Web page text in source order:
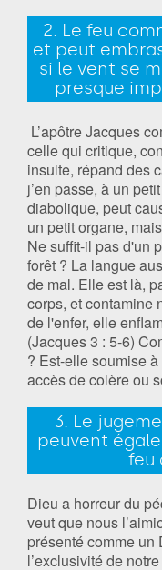
2. Le feu
et peut
si le vent se
presque
L’apôtre Jacques
celle qui critique,
insulte, répand des
j’en passe, à un
diabolique, peut
un petit organe,
Ne suffit-il pas d'un
forêt ? La langue
de mal. Elle est là,
corps, et contamine
de l'enfer, elle
(Jacques 3 : 5-6)
? Est-elle soumise
accès de colère ou
3. Le
peuvent
feu
Dieu a horreur du
veut que nous
présenté comme
l’exclusivité de